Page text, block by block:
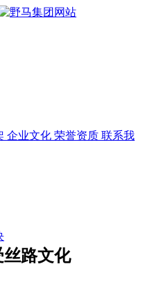
企业文化 荣誉资质 联系我
路文化